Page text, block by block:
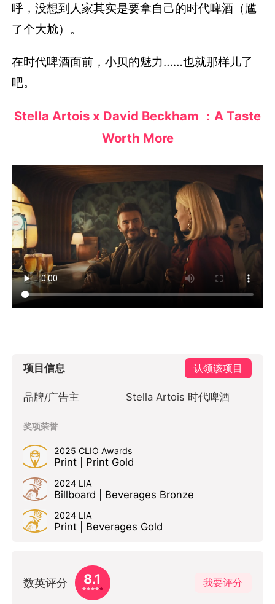
呼，没想到人家其实是要拿自己的时代啤酒（尴
了个大尬）。
在时代啤酒面前，小贝的魅力……也就那样儿了
吧。
Stella Artois x David Beckham ：A Taste
Worth More
项目信息 认领该项目
品牌/广告主 Stella Artois 时代啤酒
奖项荣誉
2025 CLIO Awards
Print | Print Gold
2024 LIA
Billboard | Beverages Bronze
2024 LIA
Print | Beverages Gold
数英评分 8.1 我要评分